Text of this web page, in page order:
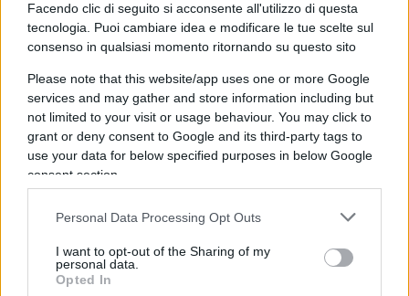
Facendo clic di seguito si acconsente all'utilizzo di questa
tecnologia. Puoi cambiare idea e modificare le tue scelte sul
consenso in qualsiasi momento ritornando su questo sito
Please note that this website/app uses one or more Google
services and may gather and store information including but
not limited to your visit or usage behaviour. You may click to
grant or deny consent to Google and its third-party tags to
use your data for below specified purposes in below Google
consent section.
Personal Data Processing Opt Outs
I want to opt-out of the Sharing of my
personal data.
Opted In
chiare e soprattutto paiono essere state mal
digerite dallo stesso premier.Vittorio Colao , ad
Mattarella . Tant’è che Matteo Renzi ha subito
utilizzato il super manager per pungolare la
leadership di Giuseppi: più che affiancarlo, la task
force pare debba metterlo sotto tutela.
L’establishment, d’altronde, è perfettamente
consapevole che l’economia è una patata bollente:
circolare per avvisare i prefetti del rischio di “gravi
tensioni sociali”, connesse alla nerissima